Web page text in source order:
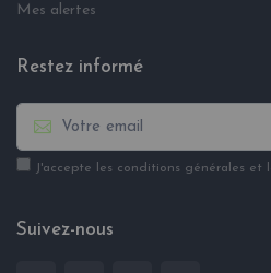
Mes alertes
Restez informé
J'accepte les conditions générales
Suivez-nous